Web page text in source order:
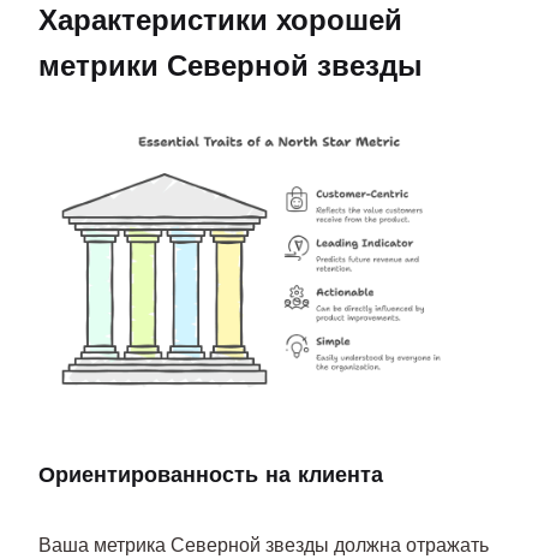
Характеристики хорошей
метрики Северной звезды
Ориентированность на клиента
Ваша метрика Северной звезды должна отражать